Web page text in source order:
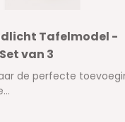
Tafelmodel -
van 3
de perfecte